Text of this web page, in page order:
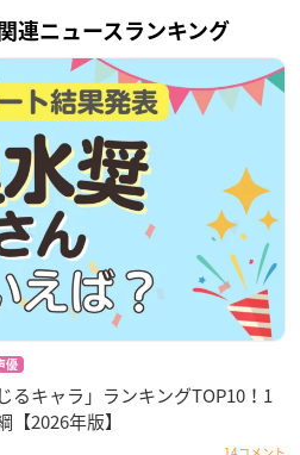
連ニュースランキング
優
るキャラ」ランキングTOP10！1
2026年版】